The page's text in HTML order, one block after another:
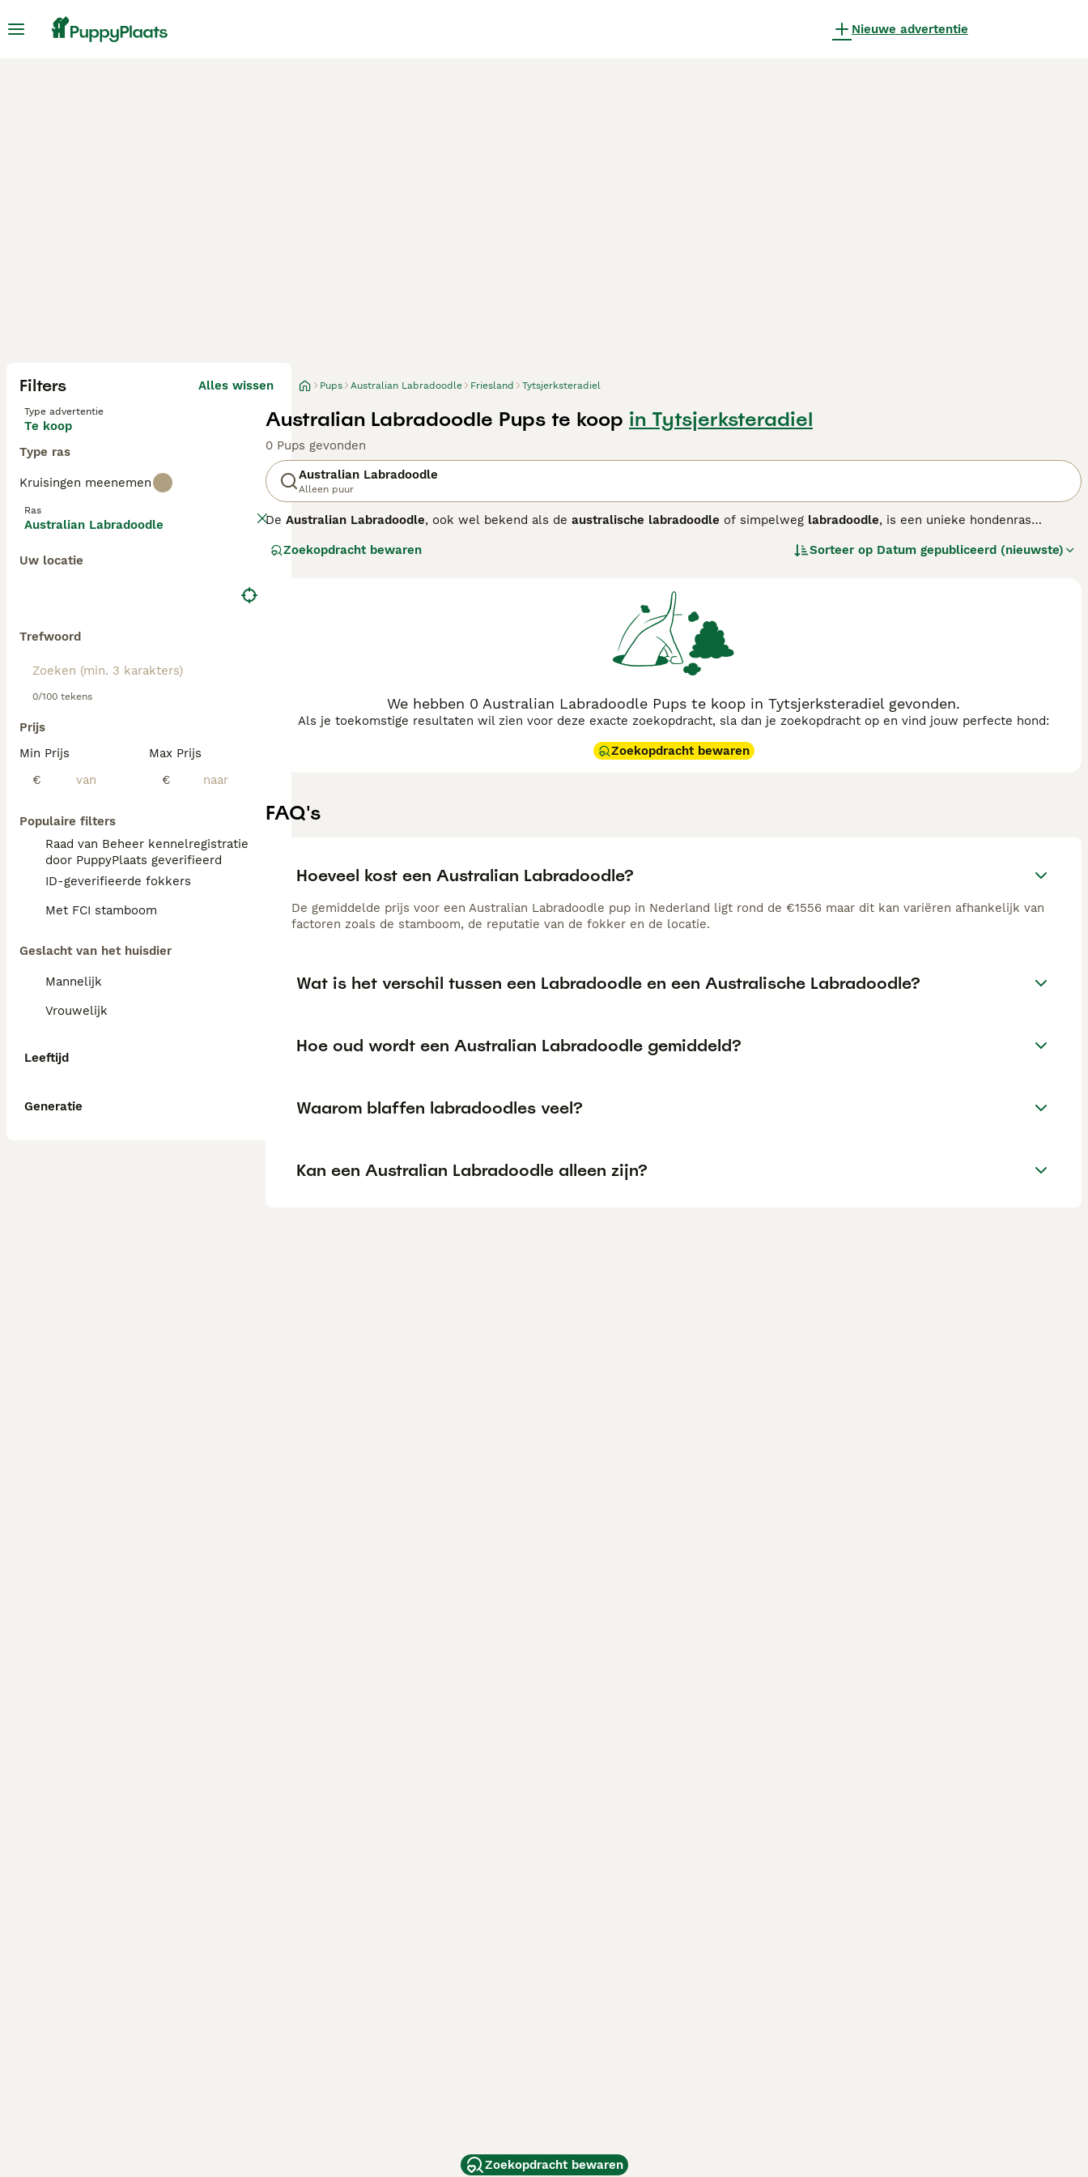
Nieuwe advertentie
Filters Alles wissen
Type advertentie
Te koop
Type ras
Kruisingen meenemen
Ras
Australian Labradoodle
Uw locatie
Trefwoord
0/100 tekens
Prijs
Min Prijs
€
Max Prijs
€
Populaire filters
Raad van Beheer kennelregistratie
door PuppyPlaats geverifieerd
ID-geverifieerde fokkers
Met FCI stamboom
Geslacht van het huisdier
Mannelijk
Vrouwelijk
Leeftijd
Generatie
Pups Australian Labradoodle Friesland Tytsjerksteradiel
Australian Labradoodle Pups te koop in Tytsjerksteradiel
0 Pups gevonden
Australian Labradoodle
Alleen puur
De Australian Labradoodle, ook wel bekend als de australische labradoodle of simpelweg labradoodle, is een unieke hondenras
Spaniels, ontworpen om een consistente, allergievriendelijke vacht te hebben. De Aussies onderscheiden zich daardoor van de eerste
middelgroot tot groot met een atletisch lichaam en expressieve ogen. Hun temperament is vriendelijk, sociaal en zeer trainbaar,
waardoor ze uitstekende gezins- en therapiehonden zijn. Door hun intelligentie en energie hebben ze regelmatige beweging en mentale
is populair in Nederland, maar het is belangrijk om goede fokkers te kiezen die
gezondheidstesten doen en socialisatie hoog in het vaandel hebben. Zoek je een loyale, actieve metgezel die ook geschikt is voor
gezinnen met kinderen, dan is de Australian Labradoodle een uitstekende keuze.
Zoekopdracht bewaren Sorteer op Datum gepubliceerd (nieuwste)
We hebben 0 Australian Labradoodle Pups te koop in Tytsjerksteradiel gevonden.
Als je toekomstige resultaten wil zien voor deze exacte zoekopdracht, sla dan je zoekopdracht op en vind jouw perfecte hond:
Zoekopdracht bewaren
FAQ's
Hoeveel kost een Australian Labradoodle?
De gemiddelde prijs voor een Australian Labradoodle pup in Nederland ligt rond de €1556 maar dit kan variëren afhankelijk van
factoren zoals de stamboom, de reputatie van de fokker en de locatie.
Wat is het verschil tussen een Labradoodle en een Australische Labradoodle?
Hoe oud wordt een Australian Labradoodle gemiddeld?
Waarom blaffen labradoodles veel?
Kan een Australian Labradoodle alleen zijn?
Zoekopdracht bewaren